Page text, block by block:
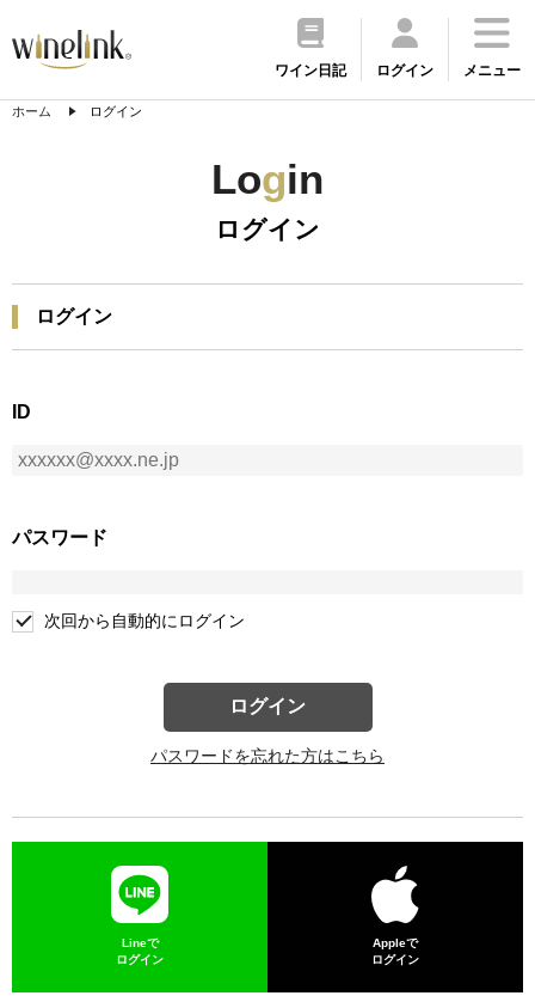
ワイン日記 ログイン メニュー
ホーム ログイン
Login
ログイン
ログイン
ID
パスワード
次回から自動的にログイン
ログイン
パスワードを忘れた方はこちら
Lineで
ログイン
Appleで
ログイン